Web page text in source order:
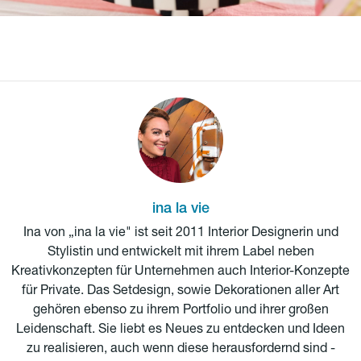
ina la vie
Ina von „ina la vie" ist seit 2011 Interior Designerin und
Stylistin und entwickelt mit ihrem Label neben
Kreativkonzepten für Unternehmen auch Interior-Konzepte
für Private. Das Setdesign, sowie Dekorationen aller Art
gehören ebenso zu ihrem Portfolio und ihrer großen
Leidenschaft. Sie liebt es Neues zu entdecken und Ideen
zu realisieren, auch wenn diese herausfordernd sind -